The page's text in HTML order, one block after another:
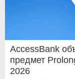
AccessBank
предмет
2026